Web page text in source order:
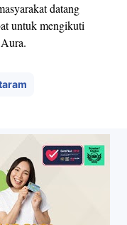
datang
untuk mengikuti